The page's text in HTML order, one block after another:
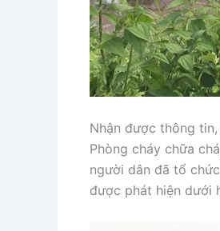
Nhận được thông
Phòng cháy chữa
người dân đã tổ
được phát hiện dưới